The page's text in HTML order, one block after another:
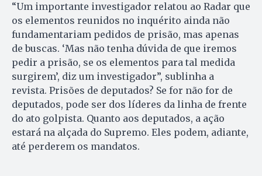
“Um importante investigador relatou ao Radar que
os elementos reunidos no inquérito ainda não
fundamentariam pedidos de prisão, mas apenas
de buscas. ‘Mas não tenha dúvida de que iremos
pedir a prisão, se os elementos para tal medida
surgirem’, diz um investigador”, sublinha a
revista. Prisões de deputados? Se for não for de
deputados, pode ser dos líderes da linha de frente
do ato golpista. Quanto aos deputados, a ação
estará na alçada do Supremo. Eles podem, adiante,
até perderem os mandatos.